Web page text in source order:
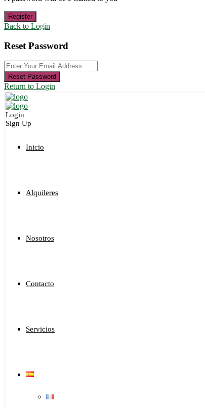
Register
Back to Login
Reset Password
Reset Password
Return to Login
Login
Sign Up
Inicio
Alquileres
Nosotros
Contacto
Servicios